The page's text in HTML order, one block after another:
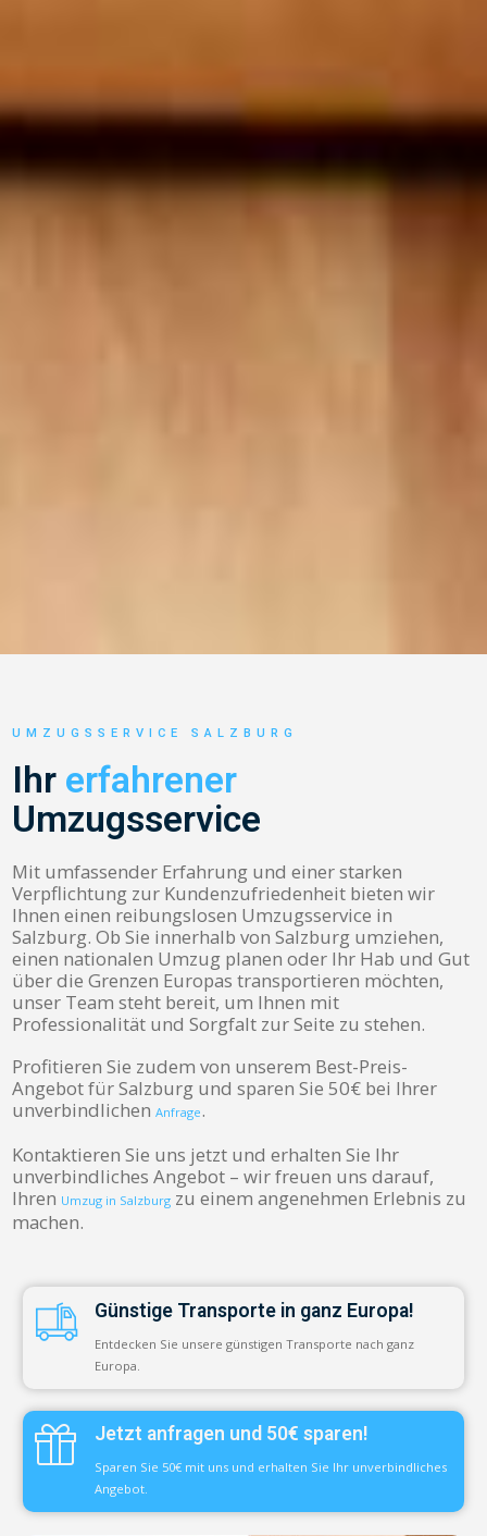
UMZUGSSERVICE SALZBURG
Ihr erfahrener
Umzugsservice
Mit umfassender Erfahrung und einer starken
Verpflichtung zur Kundenzufriedenheit bieten wir
Ihnen einen reibungslosen Umzugsservice in
Salzburg. Ob Sie innerhalb von Salzburg umziehen,
einen nationalen Umzug planen oder Ihr Hab und Gut
über die Grenzen Europas transportieren möchten,
unser Team steht bereit, um Ihnen mit
Professionalität und Sorgfalt zur Seite zu stehen.
Profitieren Sie zudem von unserem Best-Preis-
Angebot für Salzburg und sparen Sie 50€ bei Ihrer
unverbindlichenAnfrage.
Kontaktieren Sie uns jetzt und erhalten Sie Ihr
unverbindliches Angebot – wir freuen uns darauf,
Ihren Umzug in Salzburg zu einem angenehmen Erlebnis zu
machen.
Günstige Transporte in ganz Europa!
Entdecken Sie unsere günstigen Transporte nach ganz
Europa.
Jetzt anfragen und 50€ sparen!
Sparen Sie 50€ mit uns und erhalten Sie Ihr unverbindliches
Angebot.